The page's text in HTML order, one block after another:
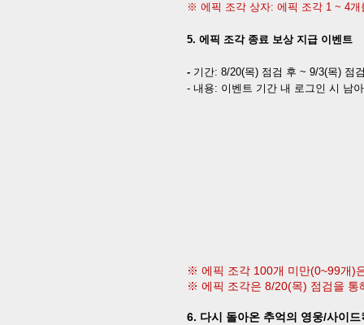
※ 에픽 조각 상자: 에픽 조각 1 ~ 4개
5. 에픽 조각 종료 보상 지급 이벤트
- 기간: 8/20(목) 점검 후 ~ 9/3(목) 점
- 내용: 이벤트 기간 내 로그인 시 남
※ 에픽 조각 100개 미만(0~99개)
※ 에픽 조각은 8/20(목) 점검을 통
6. 다시 돌아온 추억의 영웅/사이드